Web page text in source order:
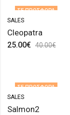
ΣΕ ΠΡΟΣΦΟΡΆ
SALES
Cleopatra
25.00€ 40.00€
ΣΕ ΠΡΟΣΦΟΡΆ
ΕΚΤΌΣ ΑΠΟΘΈΜΑΤΟΣ
SALES
Salmon2